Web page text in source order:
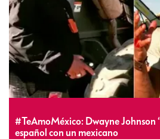
#TeAmoMéxico: Dwayne Johnson
español con un mexicano